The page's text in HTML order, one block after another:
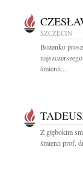
SZCZECIN
Bożenko
śmierci...
Z głębokim
śmierci prof.